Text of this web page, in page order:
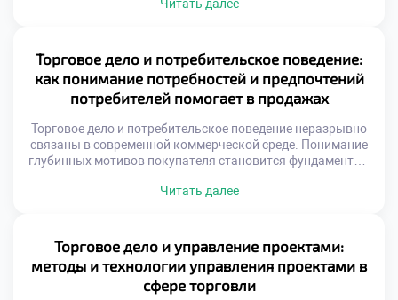
конъюнктура постоянно меняет номинальную цену
скрытый потенциал коммерческих структур. Экспертный
анализ раскрывает истинную экономическую суть
предприятия. Грамотная оценка предотвращает
необоснованные финансовые потери. Специальность
Читать далее
Торговое дело и потребительское поведение:
как понимание потребностей и предпочтений
потребителей помогает в продажах
Торговое дело и потребительское поведение неразрывно
связаны в современной коммерческой среде. Понимание
глубинных мотивов покупателя становится фундаментом
превращаются в хаотичный процесс без стратегии.
Продавец учится слышать невысказанные желания и
реагировать на скрытые потребности. Именно такой
подход отличает профессионала от […]
Читать далее
Торговое дело и управление проектами:
методы и технологии управления проектами в
сфере торговли